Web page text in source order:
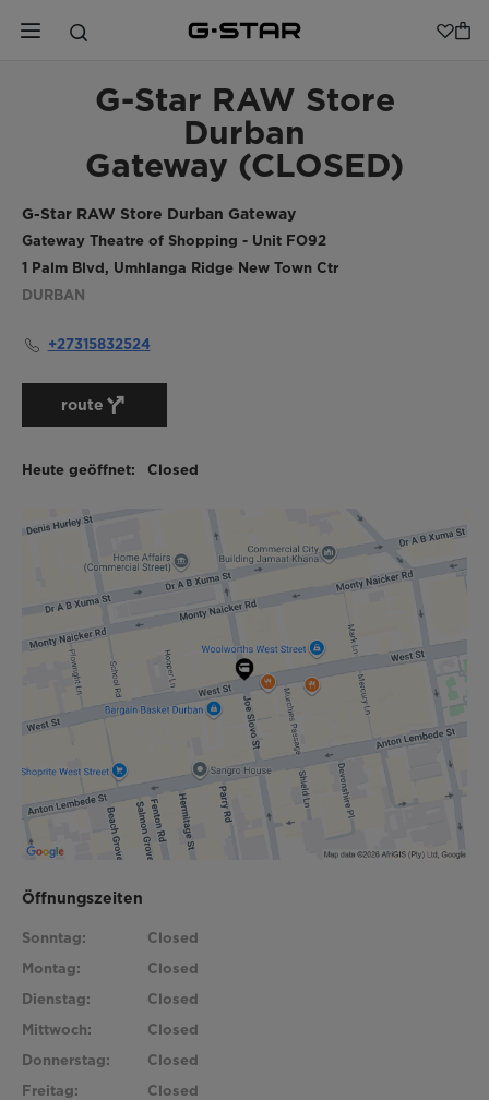
G-Star RAW Store
Durban
Gateway (CLOSED)
G-Star RAW Store Durban Gateway
Gateway Theatre of Shopping - Unit FO92
1 Palm Blvd, Umhlanga Ridge New Town Ctr
DURBAN
+27315832524
route
Heute geöffnet: Closed
Öffnungszeiten
Sonntag:
Closed
Montag:
Closed
Dienstag:
Closed
Mittwoch:
Closed
Donnerstag:
Closed
Freitag:
Closed